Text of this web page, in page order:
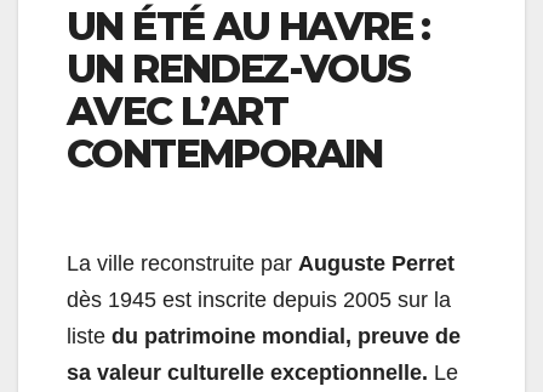
UN ÉTÉ AU HAVRE :
UN RENDEZ-VOUS
AVEC L’ART
CONTEMPORAIN
La ville reconstruite par Auguste Perret
dès 1945 est inscrite depuis 2005 sur la
liste du patrimoine mondial, preuve de
sa valeur culturelle exceptionnelle. Le